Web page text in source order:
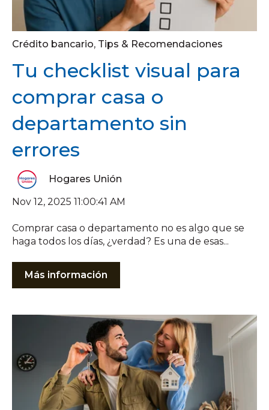
Crédito bancario, Tips & Recomendaciones
Tu checklist visual para
comprar casa o
departamento sin
errores
Hogares Unión
Nov 12, 2025 11:00:41 AM
Comprar casa o departamento no es algo que se
haga todos los días, ¿verdad? Es una de esas...
Más información